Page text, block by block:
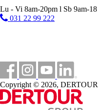
4 km
Distanta pana la plaja
400 m
Statie de autobuz
5 km
Centru turistic
Lu - Vi 8am-20pm l Sb 9am-18
031 22 99 222
Copyright © 2026, DERTOUR